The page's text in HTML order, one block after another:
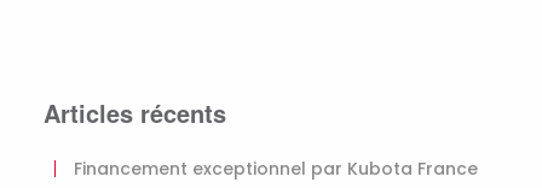
Articles récents
Financement exceptionnel par Kubota France